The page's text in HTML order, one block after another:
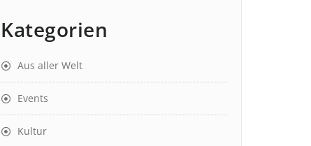
Kategorien
Aus aller Welt
Events
Kultur